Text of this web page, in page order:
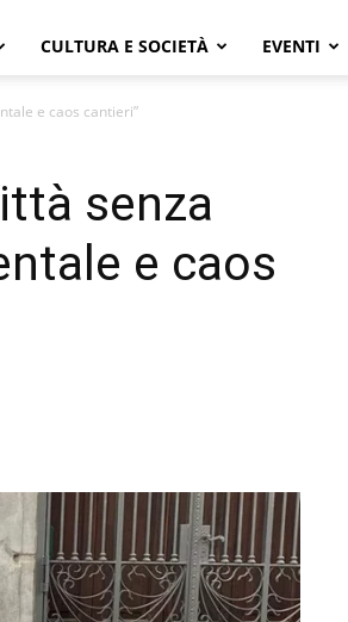
CULTURA E SOCIETÀ EVENTI
e caos cantieri”
senza
e caos